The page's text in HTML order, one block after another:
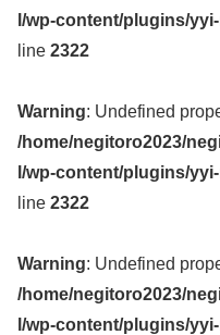
l/wp-content/plugins/
line 2322
Warning: Undefined
/home/negitoro2023/
l/wp-content/plugins/
line 2322
Warning: Undefined
/home/negitoro2023/
l/wp-content/plugins/